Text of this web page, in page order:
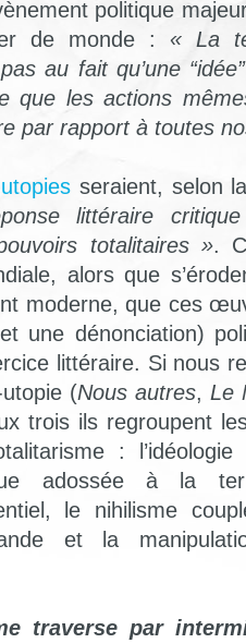
politique
de monde : « La
au fait qu’une
que les actions
par rapport à toutes
seraient, selon
littéraire
totalitaires ».
alors que
moderne, que ces
une dénonciation)
littéraire. Si nous
(Nous autres, Le
trois ils regroupent
:
adossée à la
le nihilisme
et la
traverse par